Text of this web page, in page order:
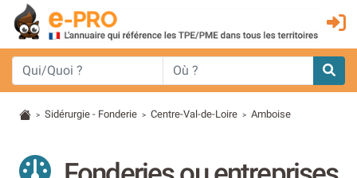
> Sidérurgie - Fonderie > Centre-Val-de-Loire > Amboise